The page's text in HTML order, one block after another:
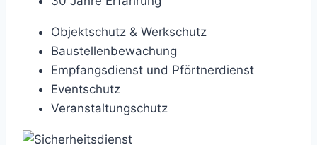
Objektschutz & Werkschutz
Baustellenbewachung
Empfangsdienst und Pförtnerdienst
Eventschutz
Veranstaltungschutz